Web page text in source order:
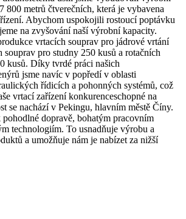
800 metrů čtverečních, která je vybavena
Abychom uspokojili rostoucí poptávku
na zvyšování naší výrobní kapacity.
vrtacích souprav pro jádrové vrtání
souprav pro studny 250 kusů a rotačních
kusů. Díky tvrdé práci našich
jsme navíc v popředí v oblasti
řídicích a pohonných systémů, což
vrtací zařízení konkurenceschopné na
se nachází v Pekingu, hlavním městě Číny.
dopravě, bohatým pracovním
technologiím. To usnadňuje výrobu a
a umožňuje nám je nabízet za nižší